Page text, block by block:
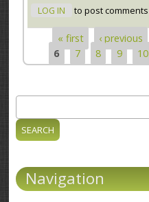
LOG IN to post comments
Pages
« first ‹ previous
6
7 8 9 10
Search form
Navigation